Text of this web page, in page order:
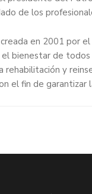
de los
en 2001 por
bienestar de
rehabilitación y
el fin de garantizar